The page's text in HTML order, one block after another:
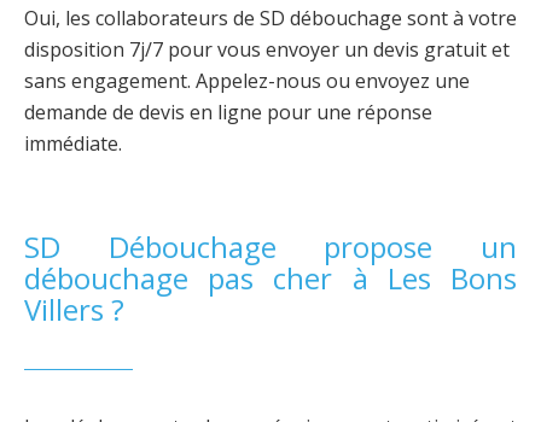
Oui, les collaborateurs de SD débouchage sont à votre
disposition 7j/7 pour vous envoyer un devis gratuit et
sans engagement. Appelez-nous ou envoyez une
demande de devis en ligne pour une réponse
immédiate.
SD Débouchage propose un
débouchage pas cher à Les Bons
Villers ?